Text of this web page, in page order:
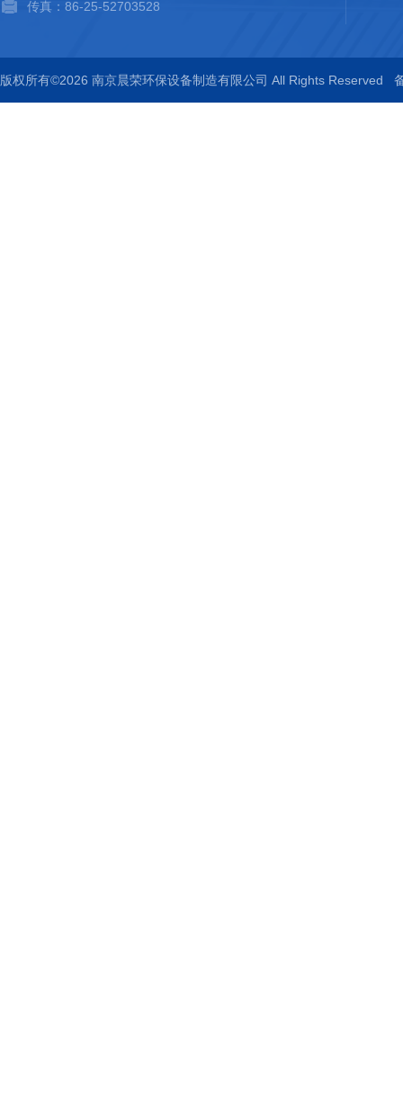
传真：86-25-52703528
版权所有©2026 南京晨荣环保设备制造有限公司 All Rights Reserved